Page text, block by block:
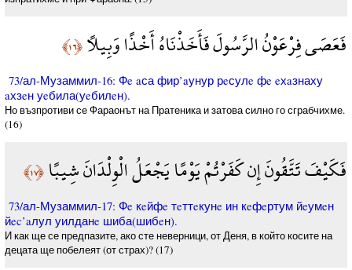
فَعَصَى فِرْعَوْنُ الرَّسُولَ فَأَخَذْنَاهُ أَخْذًا وَبِيلًا﴿١٦﴾
73/ал-Музаммил-16: Фe aса фир’aунур рeсулe фe eхaзнаху
aхзeн уeбила(уeбилeн).
Но възпротиви се Фараонът на Пратеника и затова силно го сграбчихме.
(16)
فَكَيْفَ تَتَّقُونَ إِن كَفَرْتُمْ يَوْمًا يَجْعَلُ الْوِلْدَانَ شِيبًا﴿١٧﴾
73/ал-Музаммил-17: Фe кeйфe тeттeкунe ин кeфeртум йeумeн
йec’aлул уилданe шиба(шибeн).
И как ще се предпазите, ако сте неверници, от Деня, в който косите на
децата ще побелеят (от страх)? (17)